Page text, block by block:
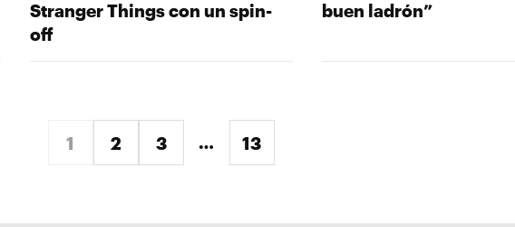
Stranger Things con un spin-
off
buen ladrón”
1 2 3 … 13
Siguiente »